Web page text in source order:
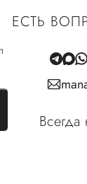
ЕСТЬ